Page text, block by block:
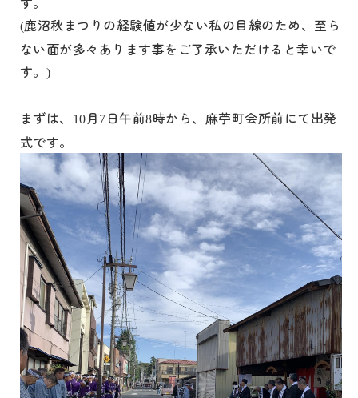
(鹿沼秋まつりの経験値が少ない私の目線のため、至ら
ない面が多々あります事をご了承いただけると幸いで
す。
)
まずは、 10月 7 日午前8時から、麻苧町会所前にて出発
式です。